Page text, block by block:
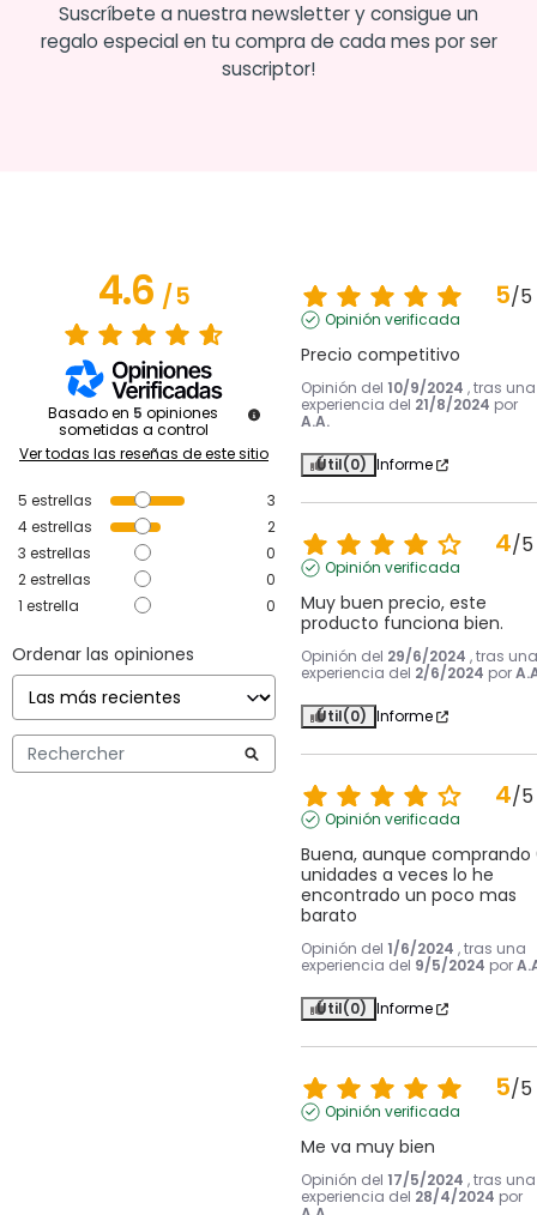
Suscríbete a nuestra newsletter y consigue un
regalo especial en tu compra de cada mes por ser
suscriptor!
4.6/5
Basado en 5 opiniones
sometidas a control
Ver todas las reseñas de este sitio
5 estrellas
3
4estrellas
2
3 estrellas
0
2estrellas
0
1 estrella 0
Ordenar las opiniones
5/5
Opinión verificada
Precio competitivo
Opinión del 10/9/2024 , tras una
experiencia del 21/8/2024 por
A.A.
Útil(0) Informe
4/5
Opinión verificada
Muy buen precio, este
producto funciona bien.
Opinión del 29/6/2024 , tras una
experiencia del 2/6/2024 por
Útil(0) Informe
4/5
Opinión verificada
Buena, aunque comprando
unidades a veces lo he
encontrado un poco mas
barato
Opinión del 1/6/2024 , tras una
experiencia del 9/5/2024 por
Útil(0) Informe
5/5
Opinión verificada
Me va muy bien
Opinión del 17/5/2024 , tras una
experiencia del 28/4/2024 por